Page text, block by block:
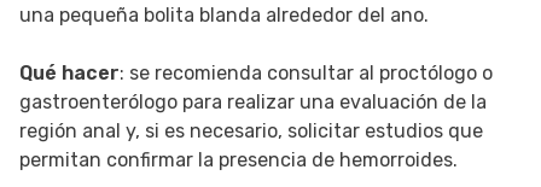
una pequeña bolita blanda alrededor del ano.
Qué hacer: se recomienda consultar al proctólogo o
gastroenterólogo para realizar una evaluación de la
región anal y, si es necesario, solicitar estudios que
permitan confirmar la presencia de hemorroides.